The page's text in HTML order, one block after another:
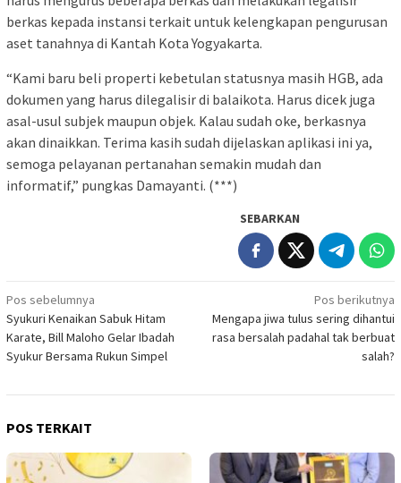
berkas kepada instansi terkait untuk kelengkapan pengurusan
aset tanahnya di Kantah Kota Yogyakarta.
“Kami baru beli properti kebetulan statusnya masih HGB, ada
dokumen yang harus dilegalisir di balaikota. Harus dicek juga
asal-usul subjek maupun objek. Kalau sudah oke, berkasnya
akan dinaikkan. Terima kasih sudah dijelaskan aplikasi ini ya,
semoga pelayanan pertanahan semakin mudah dan
informatif,” pungkas Damayanti. (***)
SEBARKAN
Navigasi
pos
Pos sebelumnya
Syukuri Kenaikan Sabuk Hitam
Karate, Bill Maloho Gelar Ibadah
Syukur Bersama Rukun Simpel
Pos berikutnya
Mengapa jiwa tulus sering dihantui
rasa bersalah padahal tak berbuat
salah?
POS TERKAIT